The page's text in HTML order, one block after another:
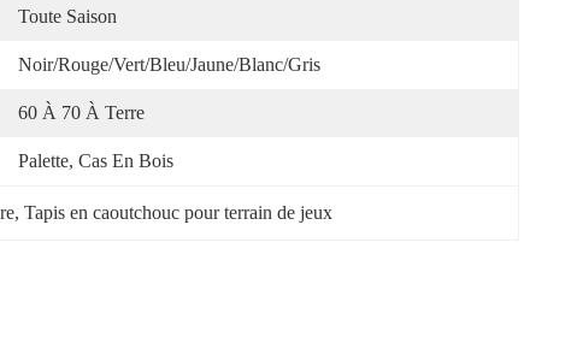
Toute Saison
Noir/rouge/vert/bleu/jaune/blanc/gris
60 À 70 À Terre
Palette, Cas En Bois
, Tapis en caoutchouc pour terrain de jeux